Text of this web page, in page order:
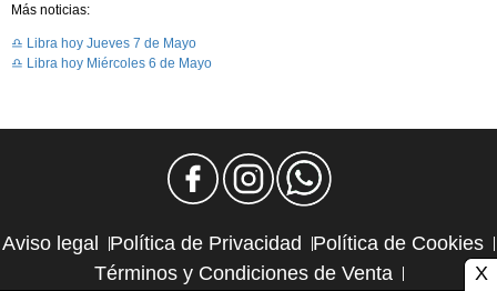
Más noticias:
♎ Libra hoy Jueves 7 de Mayo
♎ Libra hoy Miércoles 6 de Mayo
Aviso legal Política de Privacidad
Política de Cookies
Términos y Condiciones de Venta
X